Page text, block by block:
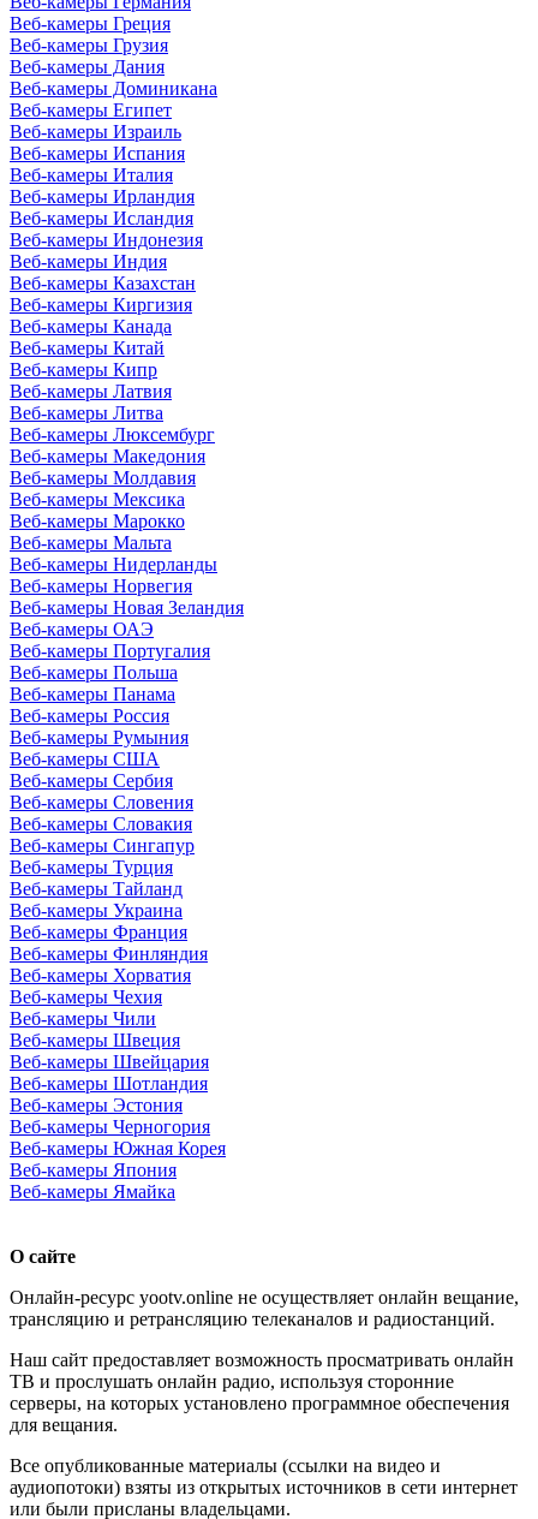
Веб-камеры Греция
Веб-камеры Грузия
Веб-камеры Дания
Веб-камеры Доминикана
Веб-камеры Египет
Веб-камеры Израиль
Веб-камеры Испания
Веб-камеры Италия
Веб-камеры Ирландия
Веб-камеры Исландия
Веб-камеры Индонезия
Веб-камеры Индия
Веб-камеры Казахстан
Веб-камеры Киргизия
Веб-камеры Канада
Веб-камеры Китай
Веб-камеры Кипр
Веб-камеры Латвия
Веб-камеры Литва
Веб-камеры Люксембург
Веб-камеры Македония
Веб-камеры Молдавия
Веб-камеры Мексика
Веб-камеры Марокко
Веб-камеры Мальта
Веб-камеры Нидерланды
Веб-камеры Норвегия
Веб-камеры Новая Зеландия
Веб-камеры ОАЭ
Веб-камеры Португалия
Веб-камеры Польша
Веб-камеры Панама
Веб-камеры Россия
Веб-камеры Румыния
Веб-камеры США
Веб-камеры Сербия
Веб-камеры Словения
Веб-камеры Словакия
Веб-камеры Сингапур
Веб-камеры Турция
Веб-камеры Тайланд
Веб-камеры Украина
Веб-камеры Франция
Веб-камеры Финляндия
Веб-камеры Хорватия
Веб-камеры Чехия
Веб-камеры Чили
Веб-камеры Швеция
Веб-камеры Швейцария
Веб-камеры Шотландия
Веб-камеры Эстония
Веб-камеры Черногория
Веб-камеры Южная Корея
Веб-камеры Япония
Веб-камеры Ямайка
О сайте
Онлайн-ресурс yootv.online не осуществляет онлайн вещание,
трансляцию и ретрансляцию телеканалов и радиостанций.
Наш сайт предоставляет возможность просматривать онлайн
ТВ и прослушать онлайн радио, используя сторонние
серверы, на которых установлено программное обеспечения
для вещания.
Все опубликованные материалы (ссылки на видео и
аудиопотоки) взяты из открытых источников в сети интернет
или были присланы владельцами.